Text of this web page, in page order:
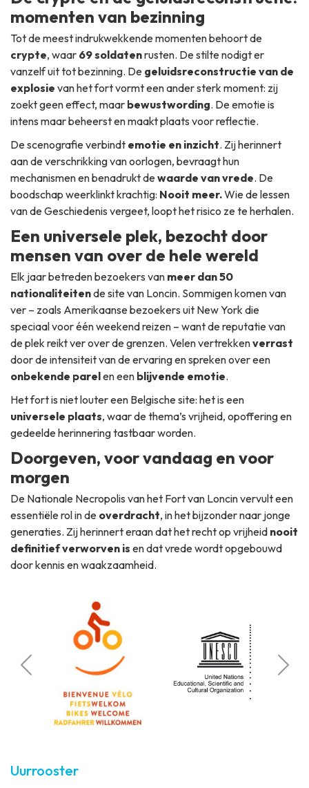
momenten van bezinning
Tot de meest indrukwekkende momenten behoort de
crypte, waar 69 soldatenrusten. De stilte nodigt er
vanzelf uit tot bezinning. De geluidsreconstructie van de
explosie van het fort vormt een ander sterk moment: zij
zoekt geen effect, maar bewustwording. De emotie is
intens maar beheerst en maakt plaats voor reflectie.
De scenografie verbindt emotie en inzicht. Zij herinnert
aan de verschrikking van oorlogen, bevraagt hun
mechanismen en benadrukt dewaarde van vrede. De
boodschap weerklinkt krachtig: Nooit meer.Wie de lessen
van de Geschiedenis vergeet, loopt het risico ze te herhalen.
Een universele plek, bezocht door
mensen van over de hele wereld
Elk jaar betreden bezoekers van meer dan 50
nationaliteitende site van Loncin. Sommigen komen van
ver – zoals Amerikaanse bezoekers uit New York die
speciaal voor één weekend reizen – want de reputatie van
de plek reikt ver over de grenzen. Velen vertrekkenverrast
door de intensiteit van de ervaring en spreken over een
onbekende parelen een blijvende emotie.
Het fort is niet louter een Belgische site: het is een
universele plaats, waar de thema’s vrijheid, opoffering en
gedeelde herinnering tastbaar worden.
Doorgeven, voor vandaag en voor
morgen
De Nationale Necropolis van het Fort van Loncin vervult een
essentiële rol in de overdracht, in het bijzonder naar jonge
generaties. Zij herinnert eraan dat het recht op vrijheid nooit
definitief verworven is en dat vrede wordt opgebouwd
door kennis en waakzaamheid.
Uurrooster